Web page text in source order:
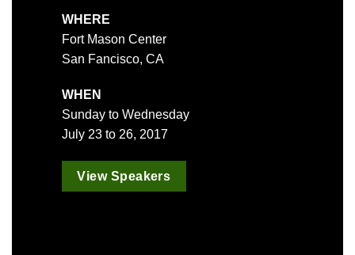
WHERE
Fort Mason Center
San Fancisco, CA
WHEN
Sunday to Wednesday
July 23 to 26, 2017
View Speakers